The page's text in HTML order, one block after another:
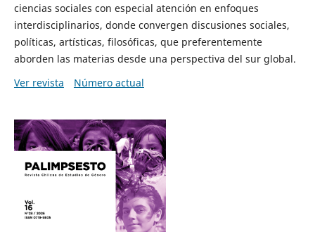
ciencias sociales con especial atención en enfoques
interdisciplinarios, donde convergen discusiones sociales,
políticas, artísticas, filosóficas, que preferentemente
aborden las materias desde una perspectiva del sur global.
Ver revista
Número actual